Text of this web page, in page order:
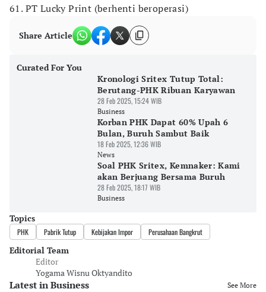
61. PT Lucky Print (berhenti beroperasi)
Share Article
Curated For You
Kronologi Sritex Tutup Total:
Berutang-PHK Ribuan Karyawan
28 Feb 2025, 15:24 WIB
Business
Korban PHK Dapat 60% Upah 6
Bulan, Buruh Sambut Baik
18 Feb 2025, 12:36 WIB
News
Soal PHK Sritex, Kemnaker: Kami
akan Berjuang Bersama Buruh
28 Feb 2025, 18:17 WIB
Business
Topics
PHK Pabrik Tutup Kebijakan Impor Perusahaan Bangkrut
Editorial Team
Editor
Yogama Wisnu Oktyandito
Latest in Business See More